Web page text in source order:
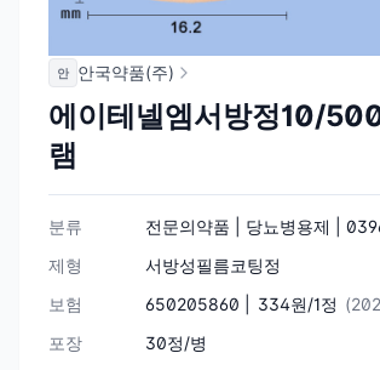
안 안국약품(주)
에이테넬엠서방정10/
램
분류
전문의약품 | 당뇨병용제 |
제형
서방성필름코팅정
보험
650205860 | 334원/1정
포장
30정/병